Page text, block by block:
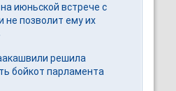
июньской встрече с
не позволит ему их
решила
бойкот парламента